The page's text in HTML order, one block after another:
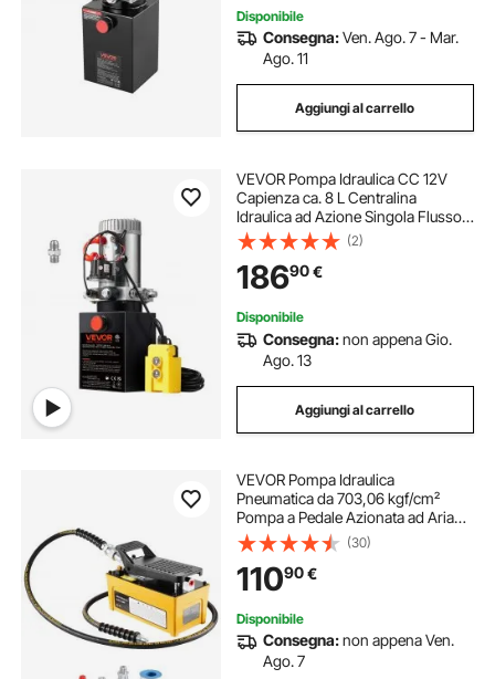
Disponibile
Consegna:Ven. Ago. 7 - Mar.
Ago. 11
Aggiungi al carrello
VEVOR Pompa Idraulica CC 12V
Capienza ca. 8 L Centralina
Idraulica ad Azione Singola Flusso
d'Olio ca. 3,44 L/min Pressione
Massima di 22 MPa, Pompa per
Montacarichi Auto Camion
Rimorchio da Garage
(2)
18690€
Disponibile
Consegna:non appena Gio.
Ago. 13
Aggiungi al carrello
VEVOR Pompa Idraulica
Pneumatica da 703,06 kgf/cm²
Pompa a Pedale Azionata ad Aria
con Guscio in Alluminio, Serbatoio
1,6 L Uscita Olio NPT da 16,66 mm
Ingresso NPT da 13,7 mm per
Pressa Idraulica
(30)
11090€
Disponibile
Consegna:non appena Ven.
Ago. 7